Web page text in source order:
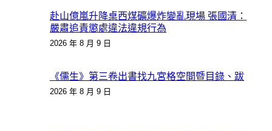
赴山億嵐升降桌西煤礦爆炸變亂現場 張國清：
嚴肅追責懲處違法違規行為
2026 年 8 月 9 日
《儒生》第三卷出書找九宮格空間暨目錄、跋
2026 年 8 月 9 日